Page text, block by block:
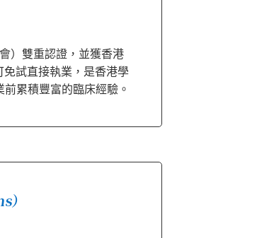
）雙重認證，並獲香港
試直接執業，是香港學
累積豐富的臨床經驗。
）